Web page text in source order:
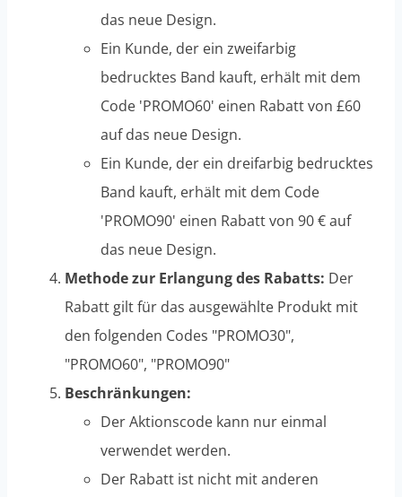
das neue Design.
Ein Kunde, der ein zweifarbig
bedrucktes Band kauft, erhält mit dem
Code 'PROMO60' einen Rabatt von £60
auf das neue Design.
Ein Kunde, der ein dreifarbig bedrucktes
Band kauft, erhält mit dem Code
'PROMO90' einen Rabatt von 90 € auf
das neue Design.
Methode zur Erlangung des Rabatts: Der
Rabatt gilt für das ausgewählte Produkt mit
den folgenden Codes "PROMO30",
"PROMO60", "PROMO90"
Beschränkungen:
Der Aktionscode kann nur einmal
verwendet werden.
Der Rabatt ist nicht mit anderen